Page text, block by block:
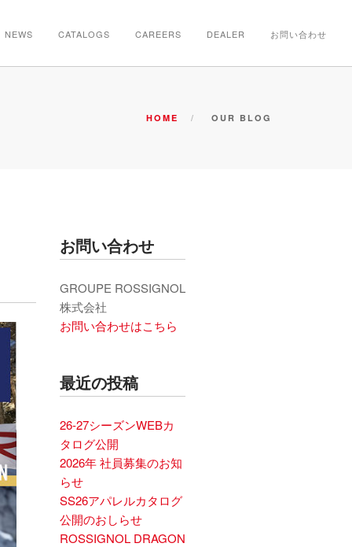
NEWS CATALOGS CAREERS DEALER お問い合わせ
HOME OUR BLOG
お問い合わせ
GROUPE ROSSIGNOL
株式会社
お問い合わせはこちら
最近の投稿
26-27シーズンWEBカ
タログ公開
2026年 社員募集のお知
らせ
SS26アパレルカタログ
公開のおしらせ
ROSSIGNOL DRAGON